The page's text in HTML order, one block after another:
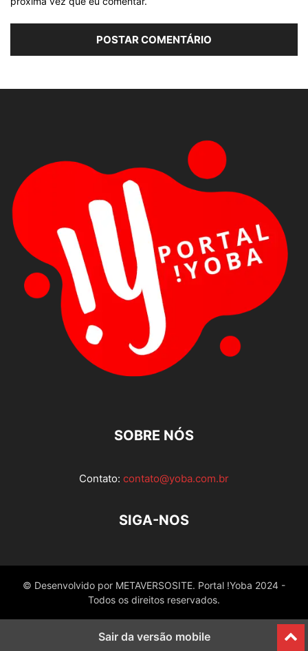
SOBRE NÓS
Contato: contato@yoba.com.br
SIGA-NOS
© Desenvolvido por METAVERSOSITE. Portal !Yoba 2024 -
Todos os direitos reservados.
Sair da versão mobile